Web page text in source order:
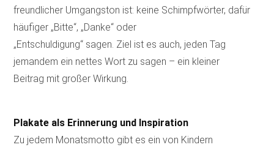
freundlicher Umgangston ist: keine Schimpfwörter, dafür
häufiger „Bitte“, „Danke“ oder
„Entschuldigung“ sagen. Ziel ist es auch, jeden Tag
jemandem ein nettes Wort zu sagen – ein kleiner
Beitrag mit großer Wirkung.
Plakate als Erinnerung und Inspiration
Zu jedem Monatsmotto gibt es ein von Kindern